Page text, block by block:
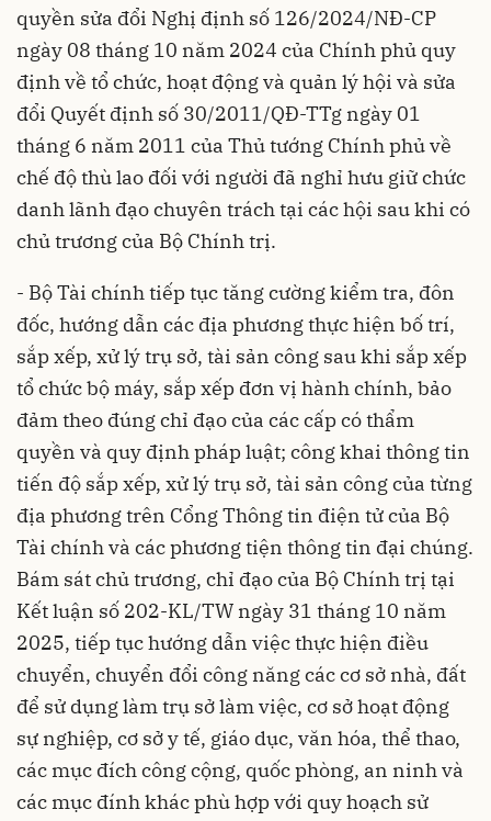
quyền sửa đổi Nghị định số 126/2024/NĐ-CP
ngày 08 tháng 10 năm 2024 của Chính phủ quy
định về tổ chức, hoạt động và quản lý hội và sửa
đổi Quyết định số 30/2011/QĐ-TTg ngày 01
tháng 6 năm 2011 của Thủ tướng Chính phủ về
chế độ thù lao đối với người đã nghỉ hưu giữ chức
danh lãnh đạo chuyên trách tại các hội sau khi có
chủ trương của Bộ Chính trị.
- Bộ Tài chínhtiếp tục tăng cường kiểm tra, đôn
đốc, hướng dẫn các địa phương thực hiện bố trí,
sắp xếp, xử lý trụ sở, tài sản công sau khi sắp xếp
tổ chức bộ máy, sắp xếp đơn vị hành chính, bảo
đảm theo đúng chỉ đạo của các cấp có thẩm
quyền và quy định pháp luật; công khai thông tin
tiến độ sắp xếp, xử lý trụ sở, tài sản công của từng
địa phương trên Cổng Thông tin điện tử của Bộ
Tài chính và các phương tiện thông tin đại chúng.
Bám sát chủ trương, chỉ đạo của Bộ Chính trị tại
Kết luận số 202-KL/TW ngày 31 tháng 10 năm
2025, tiếp tục hướng dẫn việc thực hiện điều
chuyển, chuyển đổi công năng các cơ sở nhà, đất
để sử dụng làm trụ sở làm việc, cơ sở hoạt động
sự nghiệp, cơ sở y tế, giáo dục, văn hóa, thể thao,
các mục đích công cộng, quốc phòng, an ninh và
các mục đính khác phù hợp với quy hoạch sử